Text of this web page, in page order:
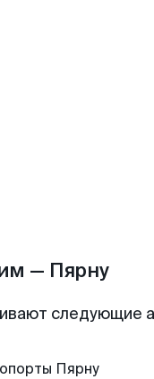
— Пярну
следующие
Пярну